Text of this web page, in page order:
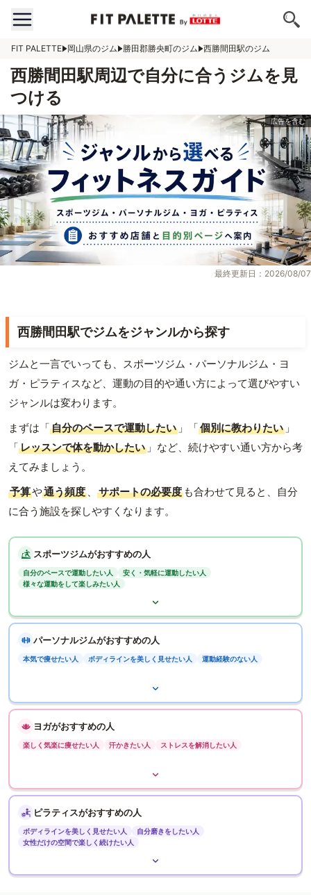
FIT PALETTE 岡山県のジム 勝田郡勝央町のジム 西勝間田駅のジム
西勝間田駅周辺で自分に合うジムを見
つける
最終更新日：2026/08/07
西勝間田駅でジムをジャンルから探す
ジムと一言でいっても、スポーツジム・パーソナルジム・ヨ
ガ・ピラティスなど、運動の目的や通い方によって選びやすい
ジャンルは変わります。
まずは「自分のペースで運動したい 」「個別に教わりたい 」
「レッスンで体を動かしたい 」など、続けやすい通い方から考
えてみましょう。
予算や通う頻度 、 サポートの必要度 も合わせて見ると、自分
に合う施設を探しやすくなります。
スポーツジムがおすすめの人
自分のペースで運動したい人
安く・気軽に運動したい人
様々な運動をして楽しみたい人
パーソナルジムがおすすめの人
本気で痩せたい人 ボディラインを美しく見せたい人 運動経験のない人
ヨガがおすすめの人
楽しく気楽に痩せたい人 汗かきたい人 ストレスを解消したい人
ピラティスがおすすめの人
ボディラインを美しく見せたい人
自分磨きをしたい人
女性だけの空間で楽しく続けたい人